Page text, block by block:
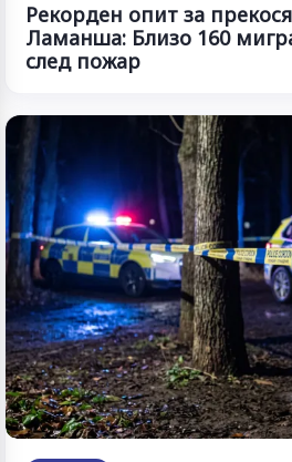
Рекорден опит за
Ламанша: Близо 160
след пожар